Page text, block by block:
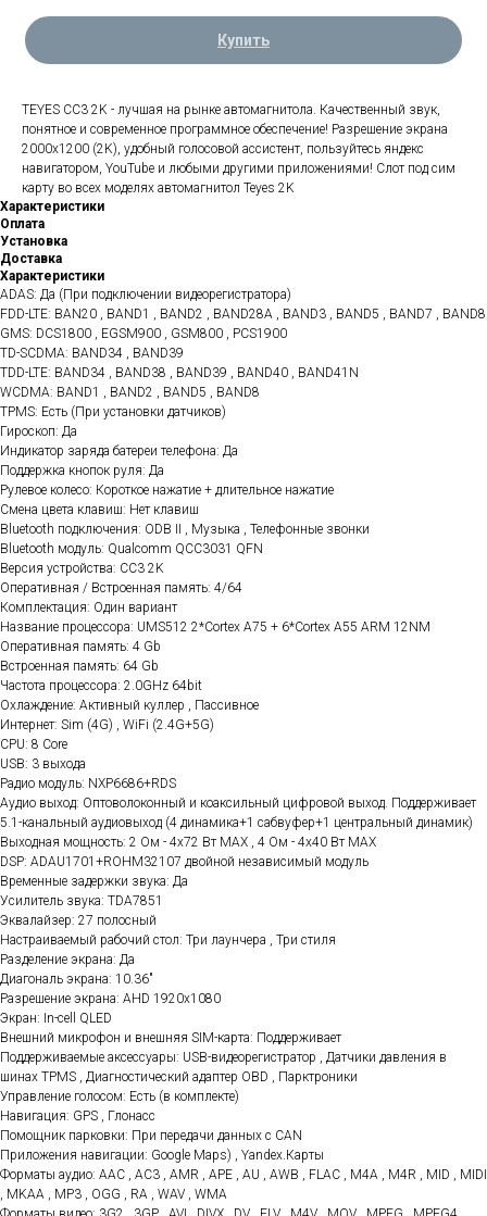
Купить
TEYES CC3 2K - лучшая на рынке автомагнитола. Качественный звук,
понятное и современное программное обеспечение! Разрешение экрана
2000х1200 (2K), удобный голосовой ассистент, пользуйтесь яндекс
навигатором, YouTube и любыми другими приложениями! Слот под сим
карту во всех моделях автомагнитол Teyes 2K
Характеристики
Оплата
Установка
Доставка
Характеристики
ADAS: Да (При подключении видеорегистратора)
FDD-LTE: BAN20 , BAND1 , BAND2 , BAND28A , BAND3 , BAND5 , BAND7 , BAND8
GMS: DCS1800 , EGSM900 , GSM800 , PCS1900
TD-SCDMA: BAND34 , BAND39
TDD-LTE: BAND34 , BAND38 , BAND39 , BAND40 , BAND41N
WCDMA: BAND1 , BAND2 , BAND5 , BAND8
TPMS: Есть (При установки датчиков)
Гироскоп: Да
Индикатор заряда батереи телефона: Да
Поддержка кнопок руля: Да
Рулевое колесо: Короткое нажатие + длительное нажатие
Смена цвета клавиш: Нет клавиш
Bluetooth подключения: ODB II , Музыка , Телефонные звонки
Bluetooth модуль: Qualcomm QCC3031 QFN
Версия устройства: CC3 2K
Оперативная / Встроенная память: 4/64
Комплектация: Один вариант
Название процессора: UMS512 2*Cortex A75 + 6*Cortex A55 ARM 12NM
Оперативная память: 4 Gb
Встроенная память: 64 Gb
Частота процессора: 2.0GHz 64bit
Охлаждение: Активный куллер , Пассивное
Интернет: Sim (4G) , WiFi (2.4G+5G)
CPU: 8 Core
USB: 3 выхода
Радио модуль: NXP6686+RDS
Аудио выход: Оптоволоконный и коаксильный цифровой выход. Поддерживает
5.1-канальный аудиовыход (4 динамика+1 сабвуфер+1 центральный динамик)
Выходная мощность: 2 Ом - 4x72 Вт МАХ , 4 Ом - 4x40 Вт МАХ
DSP: ADAU1701+ROHM32107 двойной независимый модуль
Временные задержки звука: Да
Усилитель звука: TDA7851
Эквалайзер: 27 полосный
Настраиваемый рабочий стол: Три лаунчера , Три стиля
Разделение экрана: Да
Диагональ экрана: 10.36"
Разрешение экрана: AHD 1920x1080
Экран: In-cell QLED
Внешний микрофон и внешняя SIM-карта: Поддерживает
Поддерживаемые аксессуары: USB-видеорегистратор , Датчики давления в
шинах TPMS , Диагностический адаптер OBD , Парктроники
Управление голосом: Есть (в комплекте)
Навигация: GPS , Глонасс
Помощник парковки: При передачи данных с CAN
Приложения навигации: Google Maps) , Yandex.Карты
Форматы аудио: AAC , AC3 , AMR , APE , AU , AWB , FLAC , M4A , M4R , MID , MIDI
, MKAA , MP3 , OGG , RA , WAV , WMA